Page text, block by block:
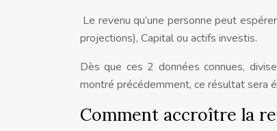
Le revenu qu’une personne peut
projections), Capital ou actifs investis.
Dès que ces 2 données connues,
montré précédemment, ce résultat sera
Comment accroître la